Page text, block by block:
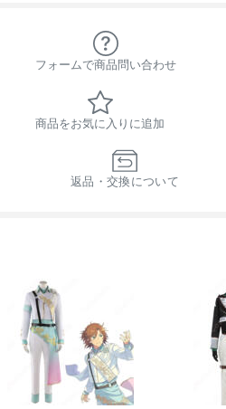
フォームで商品問い合わせ
商品をお気に入りに追加
返品・交換について